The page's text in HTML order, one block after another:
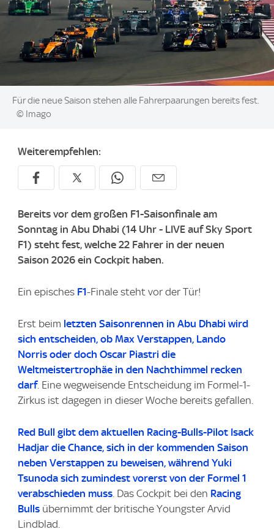
Image:
Für die neue Saison stehen alle Fahrerpaarungen bereits fest.
© Imago
Weiterempfehlen:
Bereits vor dem großen F1-Saisonfinale am
Sonntag in Abu Dhabi (14 Uhr - LIVE aufSky Sport
F1) steht fest, welche 22 Fahrer in der neuen
Saison 2026 ein Cockpit haben.
Ein episches F1-Finale steht vor der Tür!
Erst beim letzten Saisonrennen in Abu Dhabi wird
sich entscheiden, ob Max Verstappen, Lando
Norris oder doch Oscar Piastri die
Weltmeistertrophäe in den Nachthimmel recken
darf. Eine wegweisende Entscheidung im Formel-1-
Zirkus ist dagegen in dieser Woche bereits gefallen.
Red Bull gibt dem aktuellen Racing-Bulls-Pilot Isack
Hadjar die Chance, sich in der kommenden Saison
neben Verstappen zu beweisen, während Yuki
Tsunoda sich zumindest vorerst von der Formel 1
verabschieden muss. Das Cockpit bei den Racing
Bulls übernimmt der britische Youngster Arvid
Lindblad.